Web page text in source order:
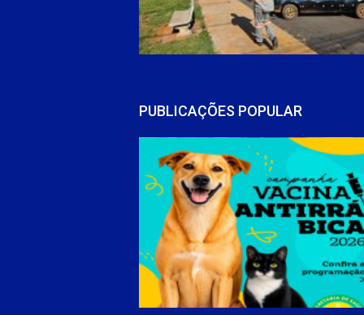
PUBLICAÇÕES POPULAR